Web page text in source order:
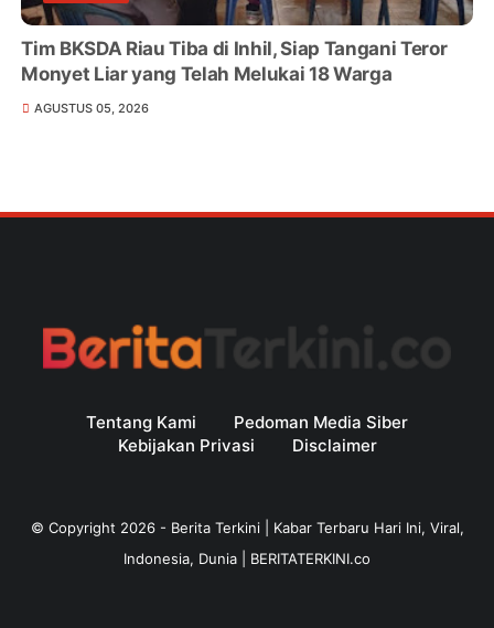
Tim BKSDA Riau Tiba di Inhil, Siap Tangani Teror
Monyet Liar yang Telah Melukai 18 Warga
AGUSTUS 05, 2026
Tentang Kami
Pedoman Media Siber
Kebijakan Privasi
Disclaimer
© Copyright 2026- Berita Terkini | Kabar Terbaru Hari Ini, Viral,
Indonesia, Dunia | BERITATERKINI.co